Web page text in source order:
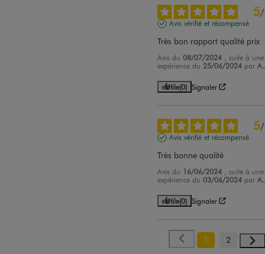
5/
Avis vérifié et récompensé
Très bon rapport qualité prix
Avis du08/07/2024
, suite à une
expérience du 25/06/2024 par
Utile(0) Signaler
5/
Avis vérifié et récompensé
Très bonne qualité
Avis du 16/06/2024
, suite à une
expérience du03/06/2024 par
Utile(0) Signaler
1 2